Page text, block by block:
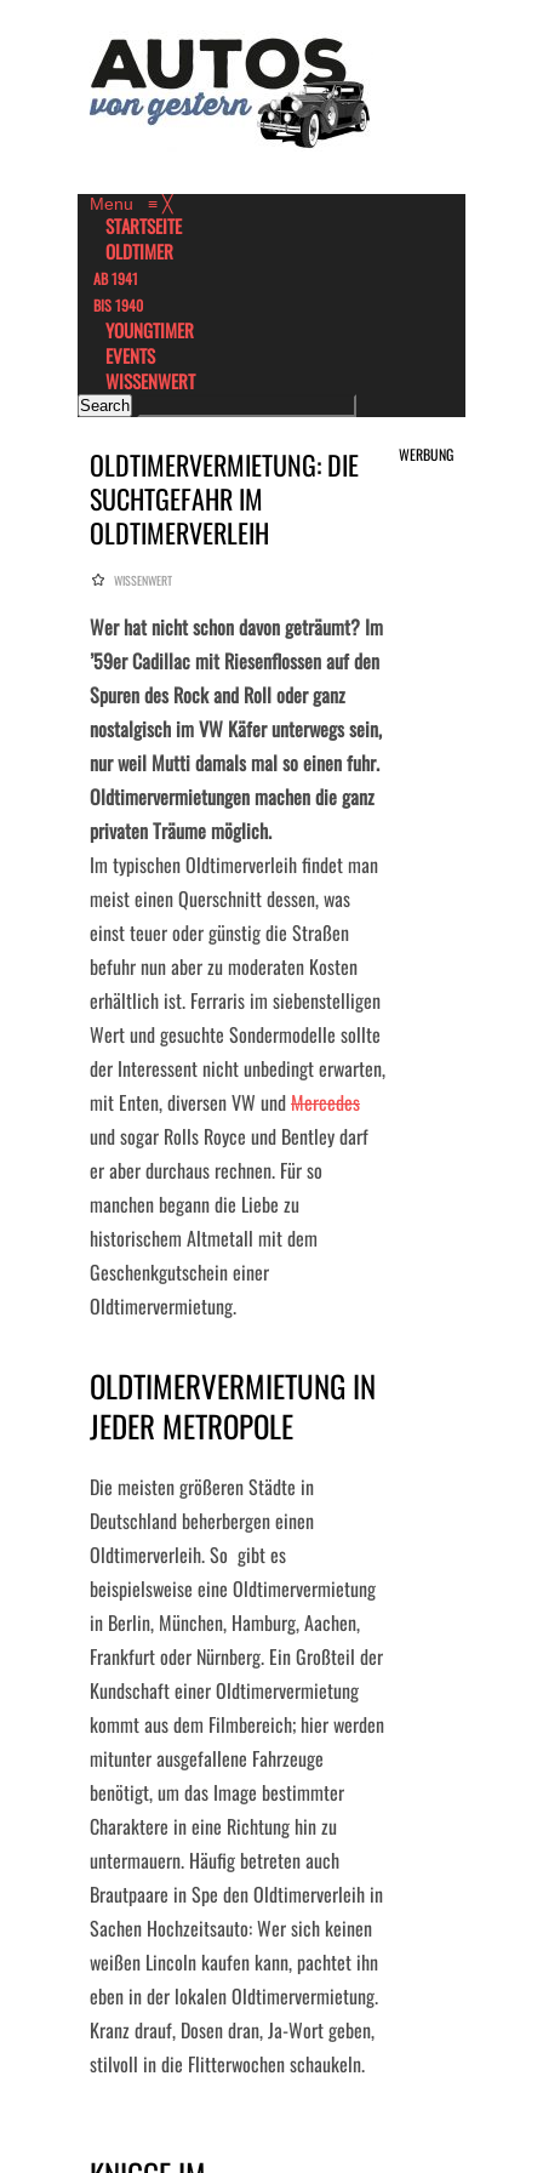
Menu ≡ ╳
STARTSEITE
OLDTIMER
AB 1941
BIS 1940
YOUNGTIMER
EVENTS
WISSENWERT
OLDTIMERVERMIETUNG: DIE
SUCHTGEFAHR IM
OLDTIMERVERLEIH
WERBUNG
WISSENWERT
Wer hat nicht schon davon geträumt? Im
’59er Cadillac mit Riesenflossen auf den
Spuren des Rock and Roll oder ganz
nostalgisch im VW Käfer unterwegs sein,
nur weil Mutti damals mal so einen fuhr.
Oldtimervermietungen machen die ganz
privaten Träume möglich.
Im typischen Oldtimerverleih findet man
meist einen Querschnitt dessen, was
einst teuer oder günstig die Straßen
befuhr nun aber zu moderaten Kosten
erhältlich ist. Ferraris im siebenstelligen
Wert und gesuchte Sondermodelle sollte
der Interessent nicht unbedingt erwarten,
mit Enten, diversen VW undMercedes
und sogar Rolls Royce und Bentley darf
er aber durchaus rechnen. Für so
manchen begann die Liebe zu
historischem Altmetall mit dem
Geschenkgutschein einer
Oldtimervermietung.
OLDTIMERVERMIETUNG IN
JEDER METROPOLE
Die meisten größeren Städte in
Deutschland beherbergen einen
Oldtimerverleih. So gibt es
beispielsweise eine Oldtimervermietung
in Berlin, München, Hamburg, Aachen,
Frankfurt oder Nürnberg. Ein Großteil der
Kundschaft einer Oldtimervermietung
kommt aus dem Filmbereich; hier werden
mitunter ausgefallene Fahrzeuge
benötigt, um das Image bestimmter
Charaktere in eine Richtung hin zu
untermauern. Häufig betreten auch
Brautpaare in Spe den Oldtimerverleih in
Sachen Hochzeitsauto: Wer sich keinen
weißen Lincoln kaufen kann, pachtet ihn
eben in der lokalen Oldtimervermietung.
Kranz drauf, Dosen dran, Ja-Wort geben,
stilvoll in die Flitterwochen schaukeln.